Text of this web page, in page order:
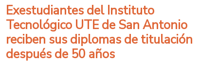
Exestudiantes del Instituto
Tecnológico UTE de San Antonio
reciben sus diplomas de titulación
después de 50 años